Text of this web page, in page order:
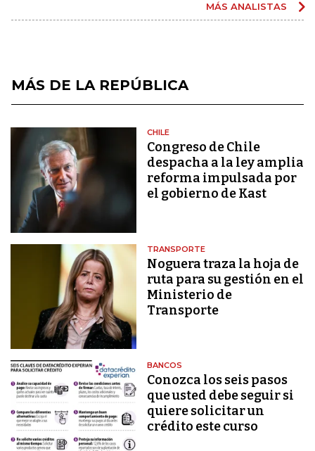
MÁS ANALISTAS
MÁS DE LA REPÚBLICA
CHILE
Congreso de Chile
despacha a la ley amplia
reforma impulsada por
el gobierno de Kast
TRANSPORTE
Noguera traza la hoja de
ruta para su gestión en el
Ministerio de
Transporte
BANCOS
Conozca los seis pasos
que usted debe seguir si
quiere solicitar un
crédito este curso